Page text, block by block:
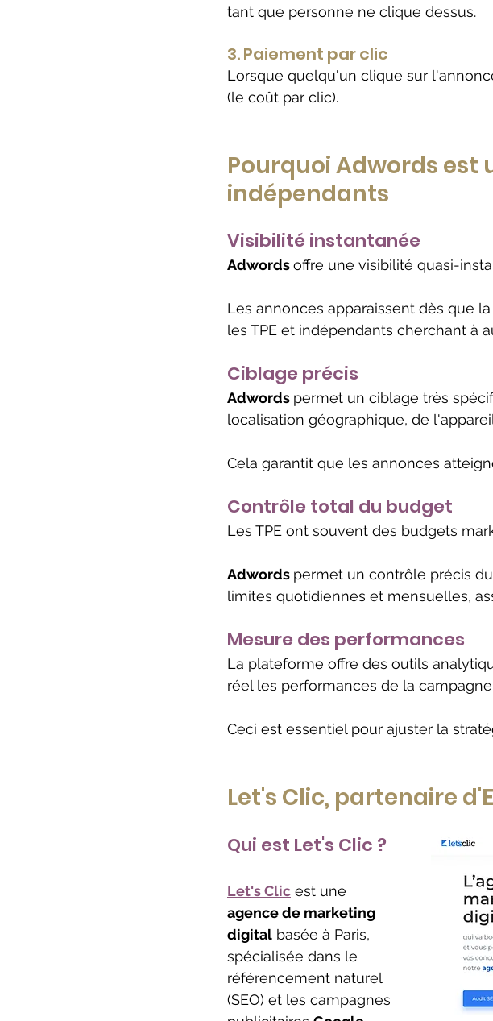
tant que personne ne clique dessus.
3. Paiement par clic
Lorsque quelqu'un clique sur
(le coût par clic).
Pourquoi Adwords est
indépendants
Visibilité instantanée
Adwords offre une visibilité quasi-
Les annonces apparaissent dès que
les TPE et indépendants cherchant à
Ciblage précis
Adwords permet un ciblage très
localisation géographique, de
Cela garantit que les annonces
Contrôle total du budget
Les TPE ont souvent des budgets
Adwords permet un contrôle précis
limites quotidiennes et mensuelles,
Mesure des performances
La plateforme offre des outils
réel les performances de la
Ceci est essentiel pour ajuster la
Let's Clic, partenaire
Qui est Let's Clic ?
Let's Clic est une
agence de marketing
digital basée à Paris,
spécialisée dans le
référencement naturel
(SEO) et les campagnes